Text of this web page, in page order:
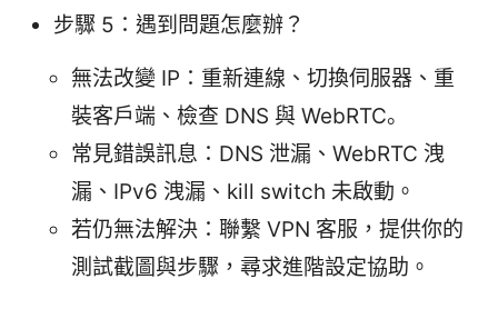
步驟 5：遇到問題怎麼辦？
無法改變 IP：重新連線、切換伺服器、重
裝客戶端、檢查 DNS 與 WebRTC。
常見錯誤訊息：DNS 泄漏、WebRTC 洩
漏、IPv6 洩漏、kill switch 未啟動。
若仍無法解決：聯繫 VPN 客服，提供你的
測試截圖與步驟，尋求進階設定協助。